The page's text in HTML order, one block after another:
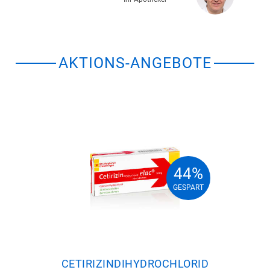
AKTIONS-ANGEBOTE
44%
GESPART
44%
GESPART
CETIRIZINDIHYDROCHLORID